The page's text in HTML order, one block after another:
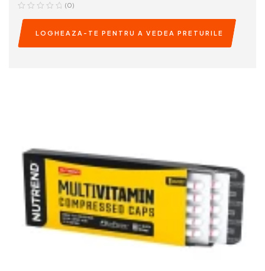
(0)
LOGHEAZA-TE PENTRU A VEDEA PRETURILE